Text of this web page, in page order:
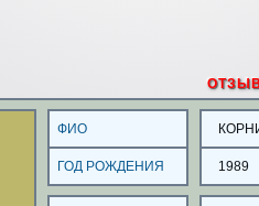
ФИО
ГОД РОЖДЕНИЯ 1989